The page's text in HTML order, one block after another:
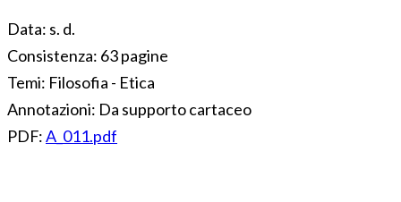
Data: s. d.
Consistenza: 63 pagine
Temi: Filosofia - Etica
Annotazioni: Da supporto cartaceo
PDF:A_011.pdf